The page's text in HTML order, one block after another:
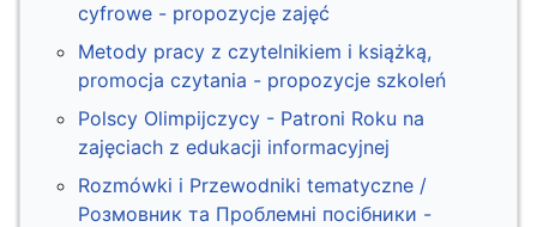
cyfrowe - propozycje zajęć
Metody pracy z czytelnikiem i książką,
promocja czytania - propozycje szkoleń
Polscy Olimpijczycy - Patroni Roku na
zajęciach z edukacji informacyjnej
Rozmówki i Przewodniki tematyczne /
Розмовник та Проблемні посібники -